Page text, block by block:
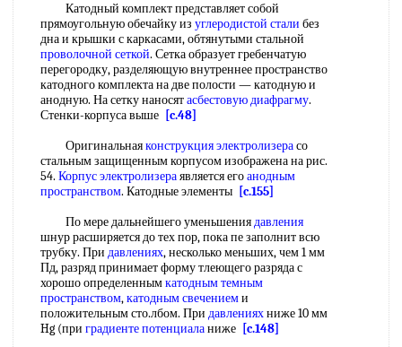
Катодный комплект представляет собой
прямоугольную обечайку из углеродистой стали без
дна и крышки с каркасами, обтянутыми стальной
проволочной сеткой. Сетка образует гребенчатую
перегородку, разделяющую внутреннее пространство
катодного комплекта на две полости — катодную и
анодную. На сетку наносятасбестовую диафрагму.
Стенки-корпуса выше [c.48]
Оригинальнаяконструкция электролизерасо
стальным защищенным корпусом изображена на рис.
54. Корпус электролизераявляется егоанодным
пространством. Катодные элементы [c.155]
По мере дальнейшего уменьшениядавления
шнур расширяется до тех пор, пока пе заполнит всю
трубку. При давлениях, несколько меньших, чем 1 мм
Пд, разряд принимает форму тлеющего разряда с
хорошо определеннымкатодным темным
пространством,катодным свечениеми
положительным сто.лбом. При давленияхниже 10 мм
Hg (при градиенте потенциаланиже [c.148]